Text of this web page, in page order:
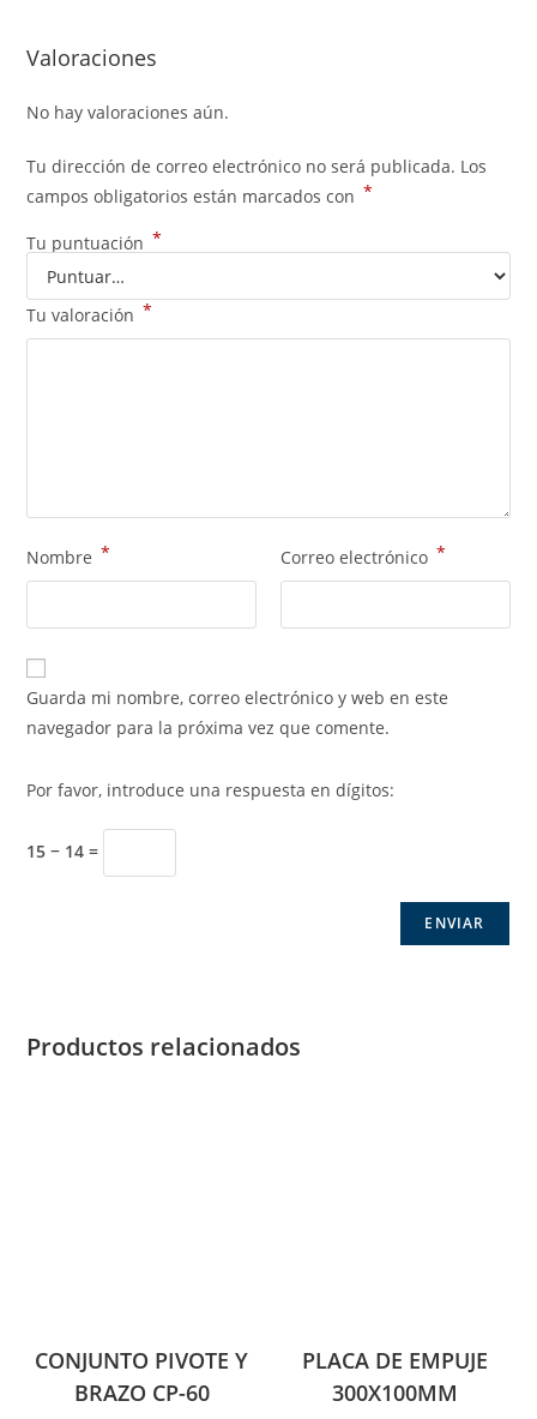
Valoraciones
No hay valoraciones aún.
Tu dirección de correo electrónico no será publicada. Los
campos obligatorios están marcados con *
Tu puntuación *
Tu valoración *
Nombre * Correo electrónico *
Guarda mi nombre, correo electrónico y web en este
navegador para la próxima vez que comente.
Por favor, introduce una respuesta en dígitos:
15 − 14 =
Productos relacionados
CONJUNTO PIVOTE Y
BRAZO CP-60
PLACA DE EMPUJE
300X100MM